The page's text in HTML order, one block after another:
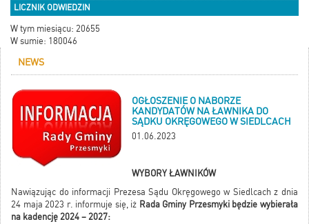
LICZNIK ODWIEDZIN
W tym miesiącu: 20655
W sumie: 180046
NEWS
OGŁOSZENIE O NABORZE
KANDYDATÓW NA ŁAWNIKA DO
SĄDKU OKRĘGOWEGO W SIEDLCACH
01.06.2023
WYBORY ŁAWNIKÓW
Nawiązując do informacji Prezesa Sądu Okręgowego w Siedlcach z dnia
24 maja 2023 r. informuje się, iż Rada Gminy Przesmyki będzie wybierała
na kadencję 2024 – 2027: